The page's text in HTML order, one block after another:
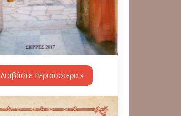
Διαβάστε περισσότερα »